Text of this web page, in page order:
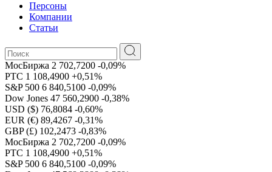
Персоны
Компании
Статьи
МосБиржа 2 702,7200 -0,09%
РТС 1 108,4900 +0,51%
S&P 500 6 840,5100 -0,09%
Dow Jones 47 560,2900 -0,38%
USD ($) 76,8084 -0,60%
EUR (€) 89,4267 -0,31%
GBP (£) 102,2473 -0,83%
МосБиржа 2 702,7200 -0,09%
РТС 1 108,4900 +0,51%
S&P 500 6 840,5100 -0,09%